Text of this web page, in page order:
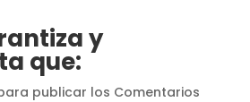
y
que:
publicar los Comentarios